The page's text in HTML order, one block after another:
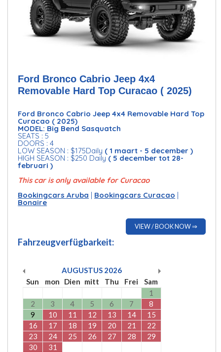
Ford Bronco Cabrio Jeep 4x4
Removable Hard Top Curacao ( 2025)
Ford Bronco Cabrio Jeep 4x4 Removable Hard Top
Curacao ( 2025)
MODEL: Big Bend Sasquatch
SEATS : 5
DOORS : 4
LOW SEASON : $175Daily ( 1 maart - 5 december )
HIGH SEASON : $250 Daily( 5 december tot 28-
februari )
This car is only available for Curacao
Bookingcars Aruba | Bookingcars Curacao |
Bonaire
VIEW / BOOK NOW ⇒
Fahrzeugverfügbarkeit:
AUGUSTUS 2026
Sun
mon Dien mitt Thu Frei
Sam
1
2
3 4 5 6 7
8
9
10 11 12 13 14
15
16
17 18 19 20 21
22
23
24 25 26 27 28
29
30
31